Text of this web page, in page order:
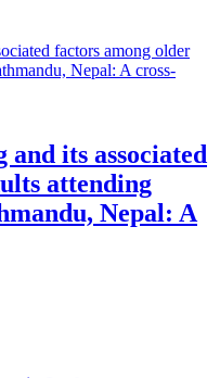
and its associated
attending
Nepal: A